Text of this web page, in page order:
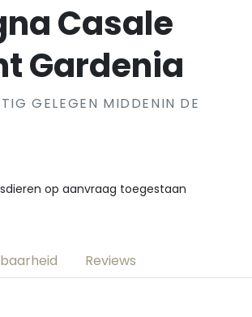
Casale
Gardenia
GELEGEN MIDDENIN DE
op aanvraag toegestaan
Reviews